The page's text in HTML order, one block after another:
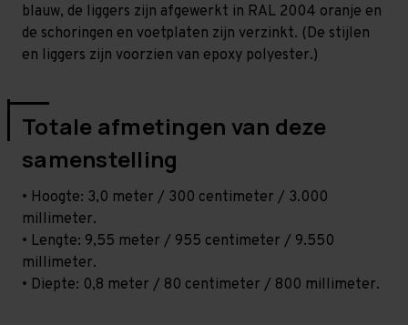
blauw, de liggers zijn afgewerkt in RAL 2004 oranje en
de schoringen en voetplaten zijn verzinkt. (De stijlen
en liggers zijn voorzien van epoxy polyester.)
Totale afmetingen van deze
samenstelling
• Hoogte: 3,0 meter / 300 centimeter / 3.000
millimeter.
• Lengte: 9,55 meter / 955 centimeter / 9.550
millimeter.
• Diepte: 0,8 meter / 80 centimeter / 800 millimeter.